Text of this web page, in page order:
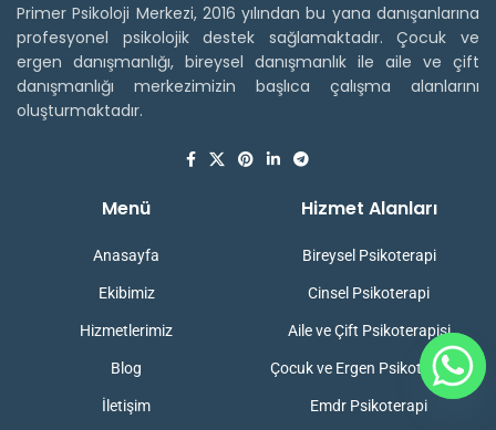
Primer Psikoloji Merkezi, 2016 yılından bu yana danışanlarına
profesyonel psikolojik destek sağlamaktadır. Çocuk ve
ergen danışmanlığı, bireysel danışmanlık ile aile ve çift
danışmanlığı merkezimizin başlıca çalışma alanlarını
oluşturmaktadır.
Menü
Anasayfa
Ekibimiz
Hizmetlerimiz
Blog
İletişim
Hizmet Alanları
Bireysel Psikoterapi
Cinsel Psikoterapi
Aile ve Çift Psikoterapisi
Çocuk ve Ergen Psikoterapisi
Emdr Psikoterapi